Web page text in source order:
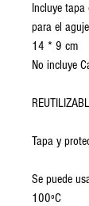
Incluye
para el
14 * 9 cm
No incluye
Tapa y
Se puede
100ºC